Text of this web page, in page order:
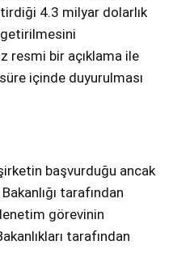
4.3 milyar dolarlık
getirilmesini
resmi bir açıklama ile
içinde duyurulması
başvurduğu ancak
tarafından
görevinin
tarafından